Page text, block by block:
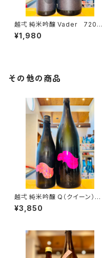
越弌 純米吟醸 Vader 720ml
１本（株式会社越後鶴亀・新潟県
新潟市西蒲区竹野町）
¥1,980
その他の商品
越弌 純米吟醸 Q（クイーン） 1
800ml１本（株式会社越後鶴
亀・新潟県新潟市西蒲区竹野
¥3,850